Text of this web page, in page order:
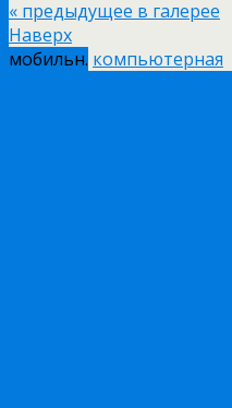
« предыдущее в галерее
Наверх
мобильн. компьютерная